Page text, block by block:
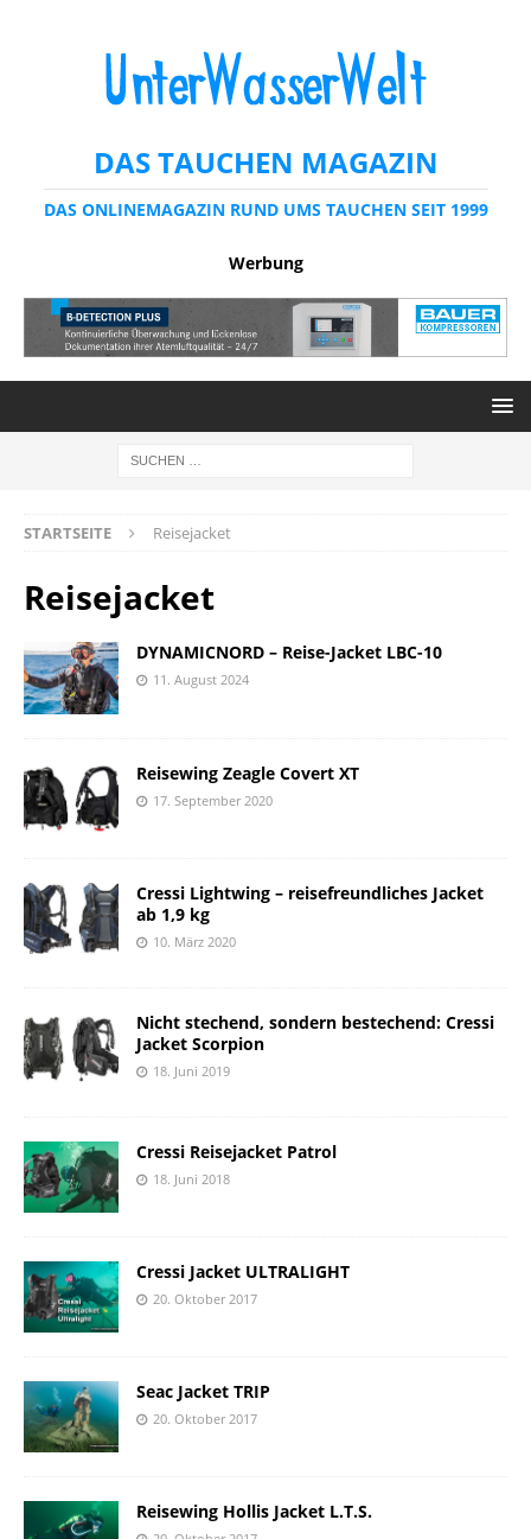
DAS TAUCHEN MAGAZIN
DAS ONLINEMAGAZIN RUND UMS TAUCHEN SEIT 1999
Werbung
STARTSEITE Reisejacket
Reisejacket
DYNAMICNORD – Reise-Jacket LBC-10
11. August 2024
Reisewing Zeagle Covert XT
17. September 2020
Cressi Lightwing – reisefreundliches Jacket
ab 1,9 kg
10. März 2020
Nicht stechend, sondern bestechend: Cressi
Jacket Scorpion
18. Juni 2019
Cressi Reisejacket Patrol
18. Juni 2018
Cressi Jacket ULTRALIGHT
20. Oktober 2017
Seac Jacket TRIP
20. Oktober 2017
Reisewing Hollis Jacket L.T.S.